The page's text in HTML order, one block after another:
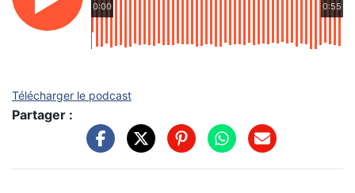
0:00 0:55
Télécharger le podcast
Partager :